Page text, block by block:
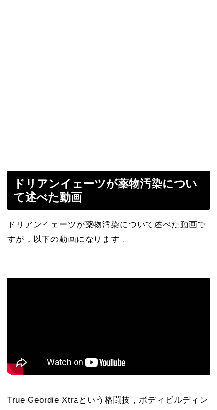
ドリアンイェーツが薬物汚染につい
て述べた動画
ドリアンイェーツが薬物汚染について述べた動画で
すが，以下の動画になります．
True Geordie Xtraという格闘技，ボディビルディン